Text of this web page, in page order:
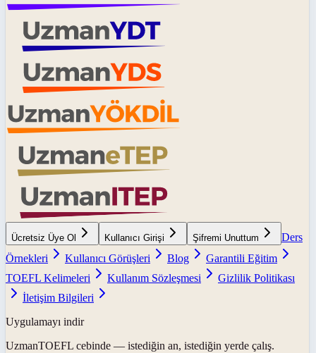
Ücretsiz Üye Ol Kullanıcı Girişi Şifremi Unuttum
Ders
Örnekleri
Kullanıcı Görüşleri Blog
Garantili Eğitim
TOEFL Kelimeleri
Kullanım Sözleşmesi
Gizlilik Politikası
İletişim Bilgileri
Uygulamayı indir
UzmanTOEFL cebinde — istediğin an, istediğin yerde çalış.